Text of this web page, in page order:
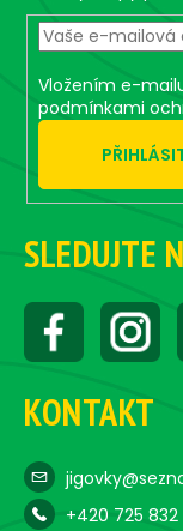
ČEBURAŠKA
STANDUP
KS,
20
75
Kč
Vložením e-
podmínkami
SLEDUJTE
KONTAKT
+420 725